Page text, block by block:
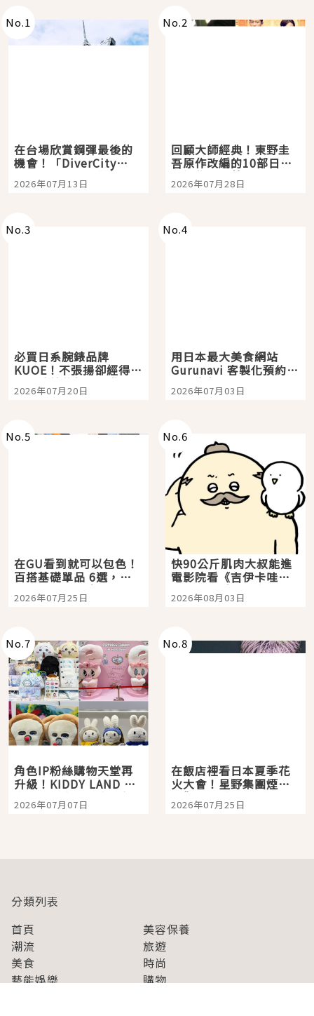
No.1
在台場欣賞鋼彈最後的
機會！「DiverCity
Tokyo Plaza」搭船、
購物、美食及夜景，一
2026年07月13日
No.2
回顧大師經典！東野圭
吾原作改編的10部日本
影視作品推薦
2026年07月28日
No.3
必買日系腕錶品牌
KUOE！不張揚卻經得起
時間洗鍊的經典之作五
選
2026年07月20日
No.4
用日本最大美食網站
Gurunavi 客製化預約九
大都市餐廳，打造專屬
美食體驗！
2026年07月03日
No.5
在GU看到就可以包色！
百搭基礎單品 6選，閉
眼全收也不心疼
2026年07月25日
No.6
快90公斤肌肉大叔能進
電影院看《吉伊卡哇》
嗎？日本重金屬樂團
「打首」會長與nagano
2026年08月03日
No.7
角色IP粉絲購物天堂再
升級！KIDDY LAND 原
宿店吉伊卡哇迎客，新
開幕 OMOKADO 店3分
2026年07月07日
No.8
在飯店裡看日本夏季花
火大會！星野集團煙火
景觀飯店6選，讓你不用
人擠人悠閒欣賞
2026年07月25日
分類列表
首頁
美容保養
潮流
旅遊
美食
時尚
藝能娛樂
購物